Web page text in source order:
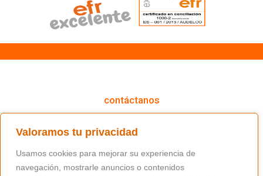
Valoramos tu privacidad
Usamos cookies para mejorar su experiencia de
navegación, mostrarle anuncios o contenidos
contáctanos
(+34) 91 766 98 56 / fundacion@masfamilia.org
síguenos en nuestras redes sociales